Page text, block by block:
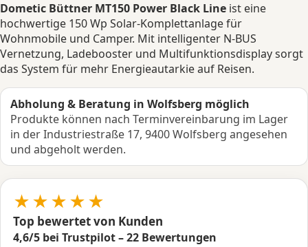
Dometic Büttner MT150 Power Black Line ist eine
hochwertige 150 Wp Solar-Komplettanlage für
Wohnmobile und Camper. Mit intelligenter N-BUS
Vernetzung, Ladebooster und Multifunktionsdisplay sorgt
das System für mehr Energieautarkie auf Reisen.
Abholung & Beratung in Wolfsberg möglich
Produkte können nach Terminvereinbarung im Lager
in der Industriestraße 17, 9400 Wolfsberg angesehen
und abgeholt werden.
★★★★★
Top bewertet von Kunden
4,6/5 bei Trustpilot – 22 Bewertungen